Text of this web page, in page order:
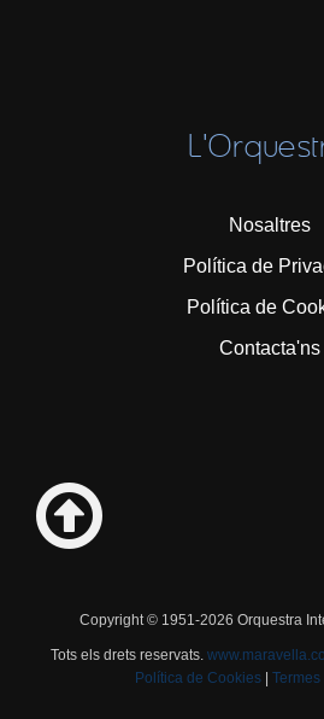
Nosaltres
Política de
Política de
Contacta'ns
Copyright © 1951-2026 Orquestra
Tots els drets reservats.
Política de Cookies|